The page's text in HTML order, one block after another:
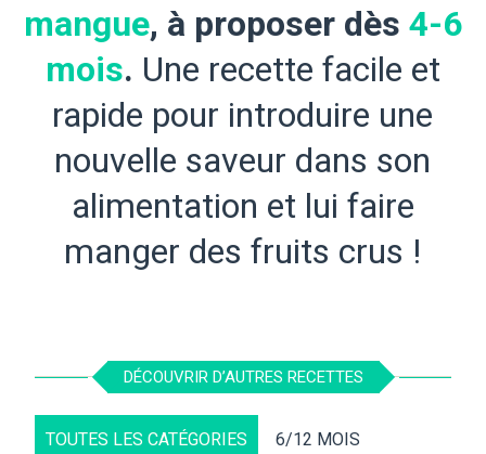
mangue, à proposer dès 4-6
mois. Une recette facile et
rapide pour introduire une
nouvelle saveur dans son
alimentation et lui faire
manger des fruits crus !
DÉCOUVRIR D’AUTRES RECETTES
TOUTES LES CATÉGORIES 6/12 MOIS